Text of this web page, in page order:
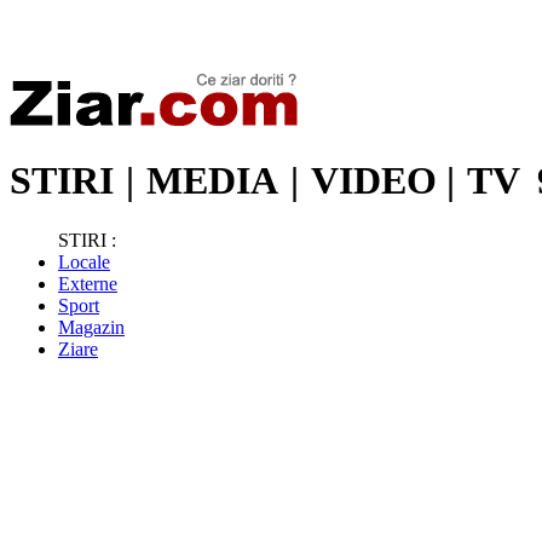
STIRI | MEDIA | VIDEO | TV
STIRI :
Locale
Externe
Sport
Magazin
Ziare